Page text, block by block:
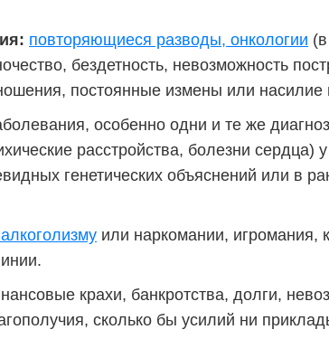
повторяющиеся разводы, онкологии
бездетность, невозможность
постоянные измены или насилие
особенно одни и те же
расстройства, болезни сердца)
генетических объяснений или в
или наркомании, игромания,
крахи, банкротства, долги,
сколько бы усилий ни